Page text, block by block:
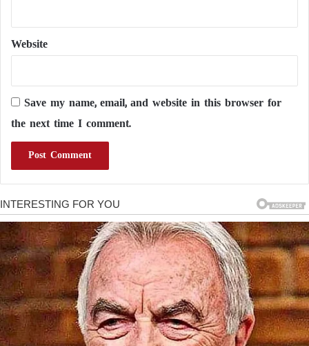
Website
Save my name, email, and website in this browser for
the next time I comment.